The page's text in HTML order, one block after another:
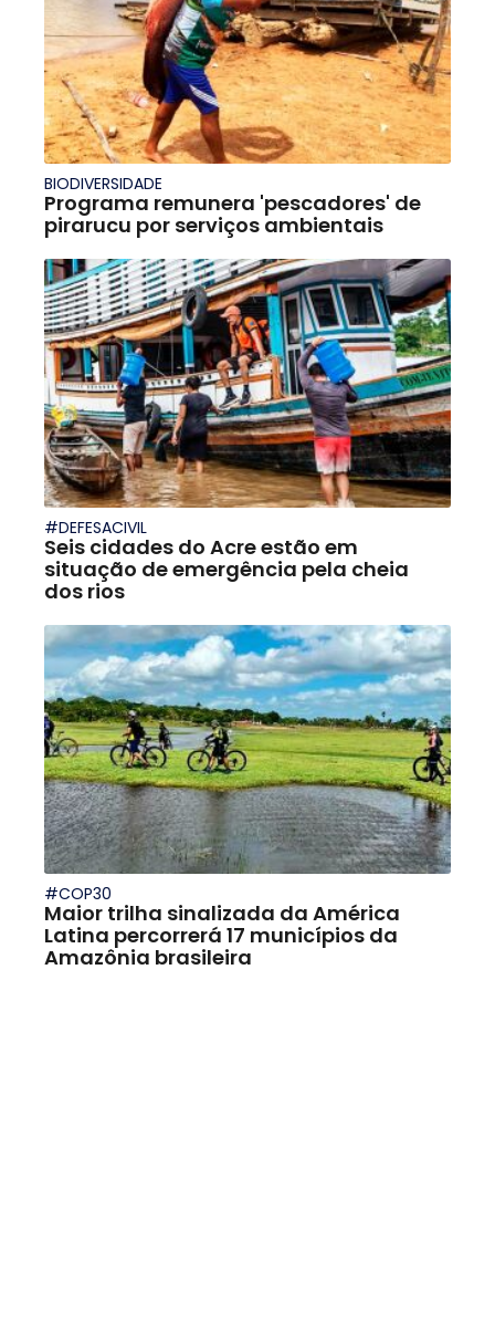
BIODIVERSIDADE
Programa remunera 'pescadores' de
pirarucu por serviços ambientais
#DEFESACIVIL
Seis cidades do Acre estão em
situação de emergência pela cheia
dos rios
#COP30
Maior trilha sinalizada da América
Latina percorrerá 17 municípios da
Amazônia brasileira